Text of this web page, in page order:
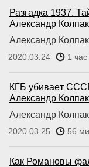
Разгадка 1937.
Александр
Александр
2020.03.24 1
КГБ yбивaeт
Александр
Александр
2020.03.25 56
Как Романовы